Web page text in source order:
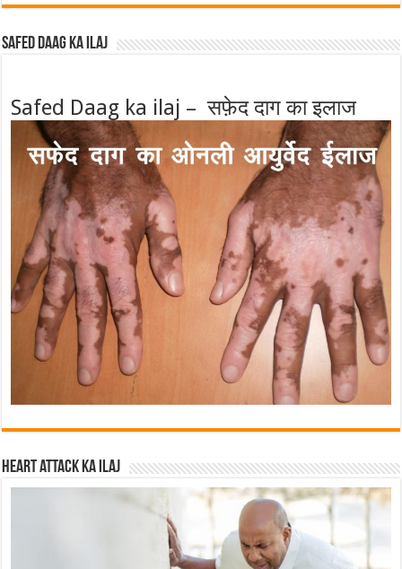
Safed Daag ka ilaj
Safed Daag ka ilaj – सफ़ेद दाग का इलाज
Heart attack ka ilaj